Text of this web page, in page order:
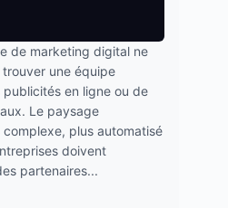
de marketing digital ne
une équipe
en ligne ou de
Le paysage
plus automatisé
doivent
partenaires...